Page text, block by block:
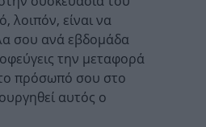
λοιπόν, είναι να
σου ανά εβδομάδα
την μεταφορά
πρόσωπό σου στο
αυτός ο